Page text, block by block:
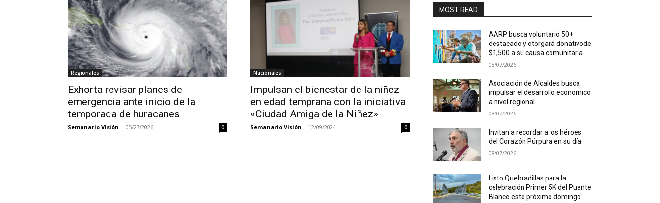
Regionales
Exhorta revisar planes de
emergencia ante inicio de la
temporada de huracanes
Semanario Visión - 05/27/2026 0
Nacionales
Impulsan el bienestar de la niñez
en edad temprana con la iniciativa
«Ciudad Amiga de la Niñez»
Semanario Visión - 12/09/2024 0
MOST READ
AARP busca voluntario 50+
destacado y otorgará donativode
$1,500 a su causa comunitaria
08/07/2026
Asociación de Alcaldes busca
impulsar el desarrollo económico
a nivel regional
08/07/2026
Invitan a recordar a los héroes
del Corazón Púrpura en su día
08/07/2026
Listo Quebradillas para la
celebración Primer 5K del Puente
Blanco este próximo domingo